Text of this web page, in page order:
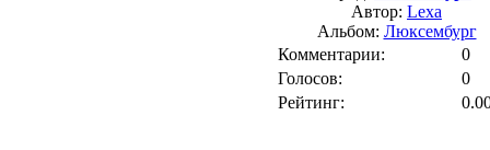
Автор: Lexa
Альбом: Люксембург
Комментарии:
0
Голосов:
0
Рейтинг: